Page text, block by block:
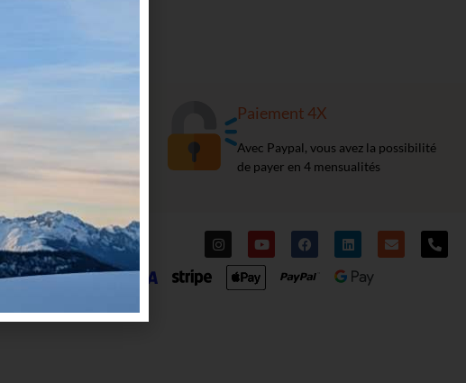
Paiement 4X
Avec Paypal, vous avez la possibilité
de payer en 4 mensualités